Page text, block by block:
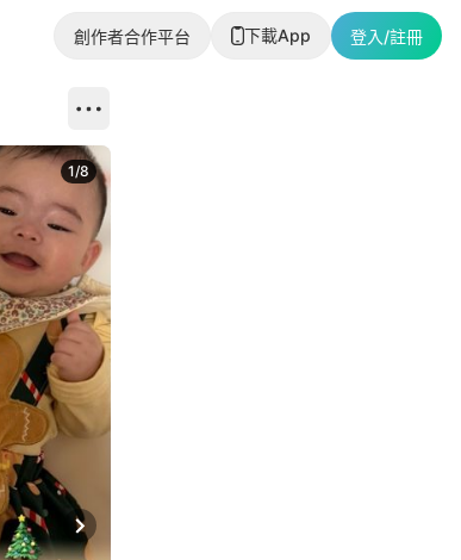
創作者合作平台 下載App 登入/註冊
Next slide
1/8